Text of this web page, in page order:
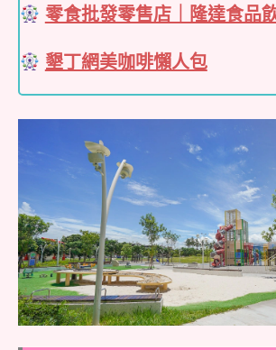
零食批發零售店｜隆達食品
墾丁網美咖啡懶人包